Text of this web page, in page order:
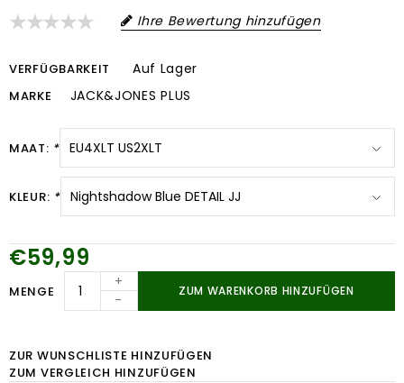
Ihre Bewertung hinzufügen
VERFÜGBARKEIT Auf Lager
MARKE JACK&JONES PLUS
MAAT: *
KLEUR: *
€59,99
MENGE
+
-
ZUM WARENKORB HINZUFÜGEN
ZUR WUNSCHLISTE HINZUFÜGEN
ZUM VERGLEICH HINZUFÜGEN